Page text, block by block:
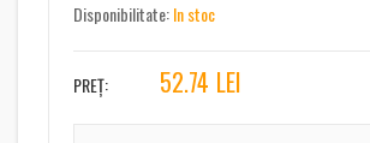
Disponibilitate:In stoc
PREȚ: 52.74 LEI